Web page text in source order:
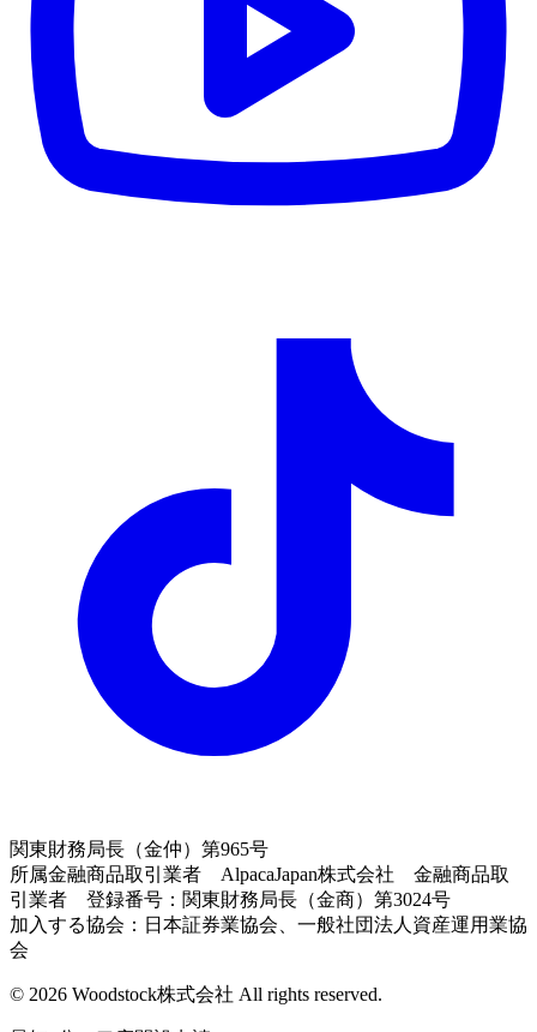
関東財務局長（金仲）第965号
所属金融商品取引業者 AlpacaJapan株式会社 金融商品取
引業者 登録番号：関東財務局長（金商）第3024号
加入する協会：日本証券業協会、一般社団法人資産運用業協
会
© 2026 Woodstock株式会社 All rights reserved.